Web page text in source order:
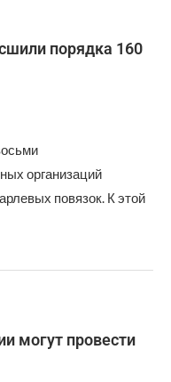
порядка 160
организаций
повязок. К этой
могут провести